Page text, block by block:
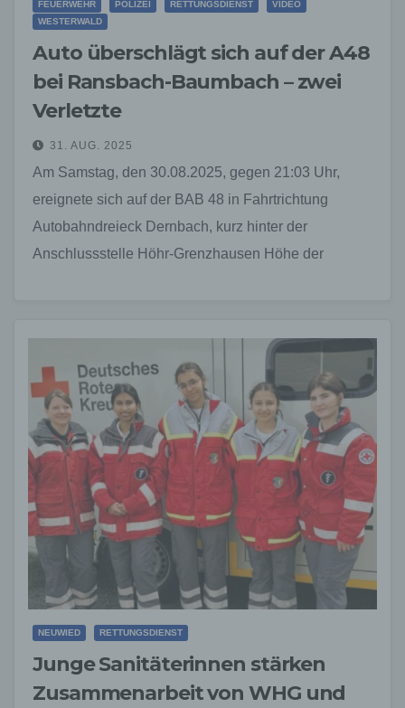
FEUERWEHR POLIZEI RETTUNGSDIENST
VIDEO
WESTERWALD
Auto überschlägt sich auf der A48
bei Ransbach-Baumbach – zwei
Verletzte
31. AUG. 2025
Am Samstag, den 30.08.2025, gegen 21:03 Uhr,
ereignete sich auf der BAB 48 in Fahrtrichtung
Autobahndreieck Dernbach, kurz hinter der
Anschlussstelle Höhr-Grenzhausen Höhe der
NEUWIED RETTUNGSDIENST
Junge Sanitäterinnen stärken
Zusammenarbeit von WHG und